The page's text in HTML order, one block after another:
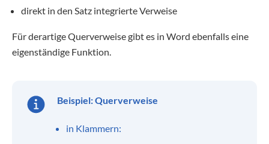
direkt in den Satz integrierte Verweise
Für derartige Querverweise gibt es in Word ebenfalls eine
eigenständige Funktion.
Beispiel: Querverweise
in Klammern: